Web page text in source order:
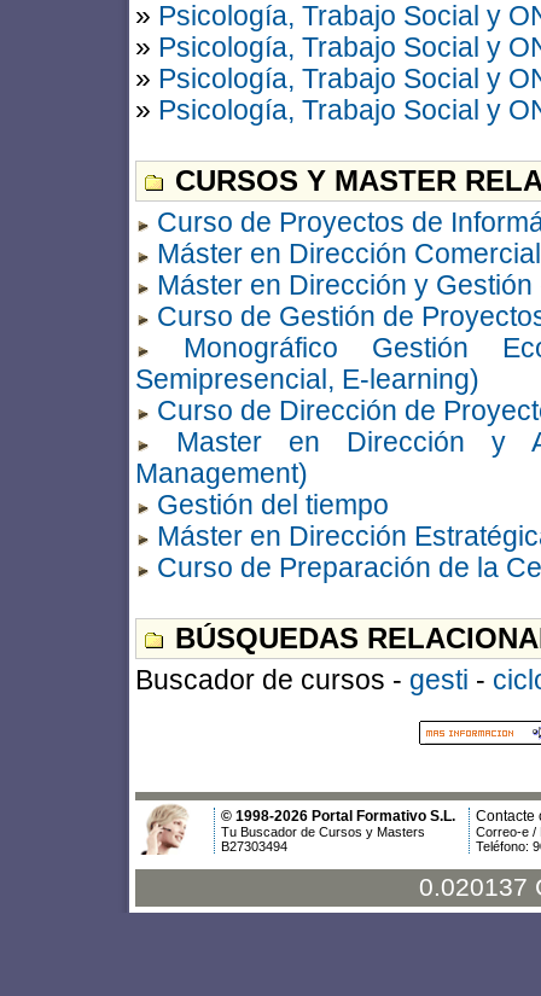
» Psicología, Trabajo Social y
» Psicología, Trabajo Social y
» Psicología, Trabajo Social y
» Psicología, Trabajo Social y
CURSOS Y MASTER
Curso de Proyectos de
Máster en Dirección
Máster en Dirección y
Curso de Gestión de
Monográfico Gestión
Semipresencial, E-learning)
Curso de Dirección de
Master en Dirección y
Management)
Gestión del tiempo
Máster en Dirección
Curso de Preparación de la
BÚSQUEDAS
Buscador de cursos - gesti -
© 1998-2026 Portal Formativo S.L.
Tu Buscador de Cursos y Masters
B27303494
Contacte
Correo-e /
Teléfono:
0.020137